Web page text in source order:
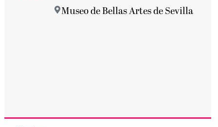
Museo de Bellas Artes de Sevilla